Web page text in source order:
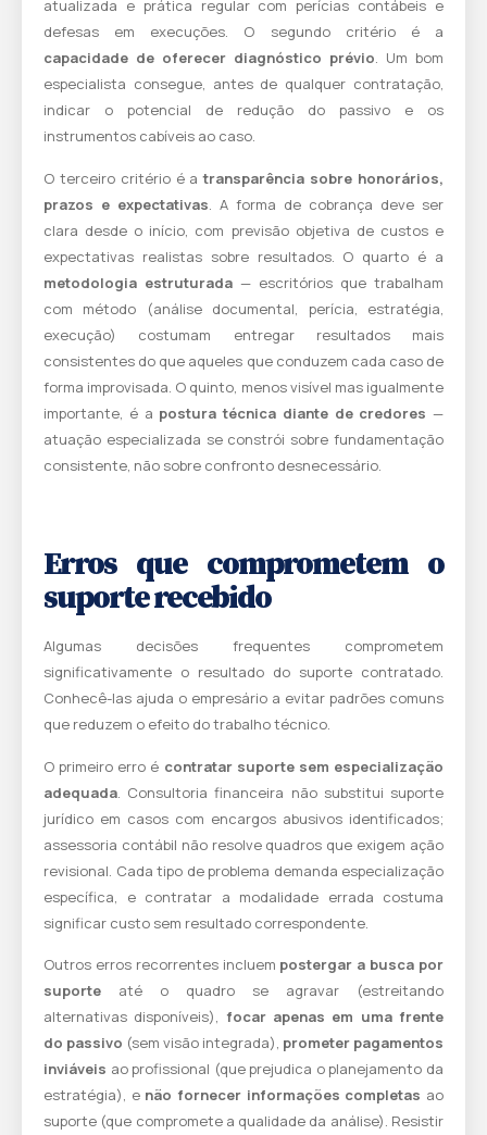
atualizada e prática regular com perícias contábeis e
defesas em execuções. O segundo critério é a
capacidade de oferecer diagnóstico prévio. Um bom
especialista consegue, antes de qualquer contratação,
indicar o potencial de redução do passivo e os
instrumentos cabíveis ao caso.
O terceiro critério é atransparência sobre honorários,
prazos e expectativas. A forma de cobrança deve ser
clara desde o início, com previsão objetiva de custos e
expectativas realistas sobre resultados. O quarto é a
metodologia estruturada — escritórios que trabalham
com método (análise documental, perícia, estratégia,
execução) costumam entregar resultados mais
consistentes do que aqueles que conduzem cada caso de
forma improvisada. O quinto, menos visível mas igualmente
importante, é a postura técnica diante de credores —
atuação especializada se constrói sobre fundamentação
consistente, não sobre confronto desnecessário.
Erros que comprometem o
suporte recebido
Algumas decisões frequentes comprometem
significativamente o resultado do suporte contratado.
Conhecê-las ajuda o empresário a evitar padrões comuns
que reduzem o efeito do trabalho técnico.
O primeiro erro é contratar suporte sem especialização
adequada . Consultoria financeira não substitui suporte
jurídico em casos com encargos abusivos identificados;
assessoria contábil não resolve quadros que exigem ação
revisional. Cada tipo de problema demanda especialização
específica, e contratar a modalidade errada costuma
significar custo sem resultado correspondente.
Outros erros recorrentes incluem postergar a busca por
suporte até o quadro se agravar (estreitando
alternativas disponíveis), focar apenas em uma frente
do passivo (sem visão integrada), prometer pagamentos
inviáveis ao profissional (que prejudica o planejamento da
estratégia), e não fornecer informações completas ao
suporte (que compromete a qualidade da análise). Resistir